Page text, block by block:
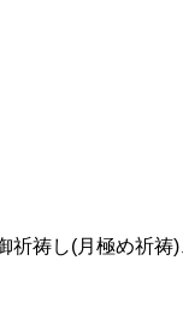
祷し(月極め祈祷)